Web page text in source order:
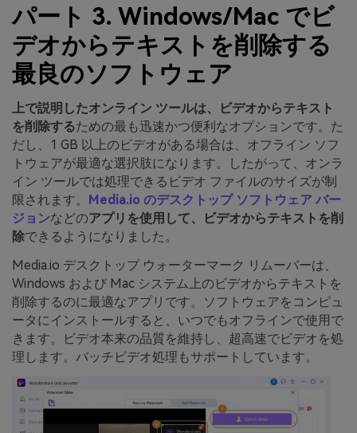
パート 3. Windows/Mac でビ
デオからテキストを削除する
最良のソフトウェア
上で説明したオンライン ツールは、ビデオからテキスト
を削除するための最も迅速かつ便利なオプションです。た
だし、1 GB 以上のビデオがある場合は、オフライン ソフ
トウェアが最適な選択肢になります。したがって、オンラ
イン ツールでは処理できるビデオ ファイルのサイズが制
限されます。 Media.io のデスクトップ ソフトウェア バー
ジョンなどのアプリを使用して、ビデオからテキストを削
除できるようになりました。
Media.io デスクトップ ウォーターマーク リムーバーは、
Windows および Mac システム上のビデオからテキストを
削除するのに最適なアプリです。ソフトウェアをコンピュ
ータにインストールすると、いつでもオフラインで使用で
きます。ビデオ本来の品質を維持し、超高速でビデオを処
理します。バッチビデオ処理もサポートしています。